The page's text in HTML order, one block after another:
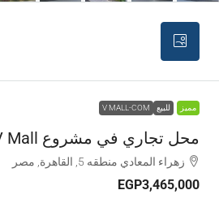
مميز للبيع V MALL-COM
محل تجاري في مشروع V Mall بمساحة 51 متر
زهراء المعادي منطقه 5, القاهرة, مصر
EGP3,465,000